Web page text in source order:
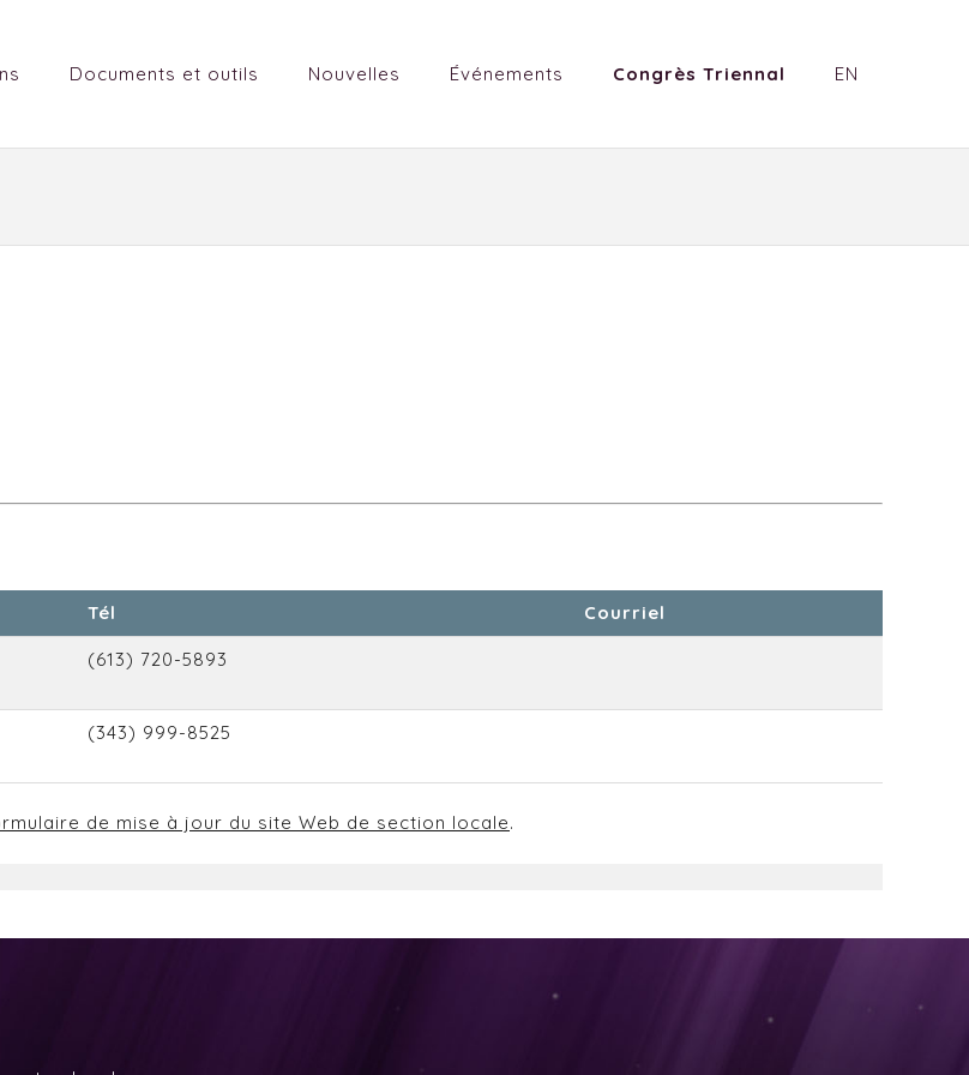
Documents et outils Nouvelles Événements Congrès Triennal EN
Tél Courriel
(613) 720-5893
(343) 999-8525
de mise à jour du site Web de section locale.